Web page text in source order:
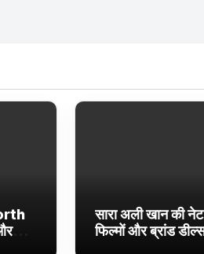
सारा अली खान की
फिल्मों और ब्रांड